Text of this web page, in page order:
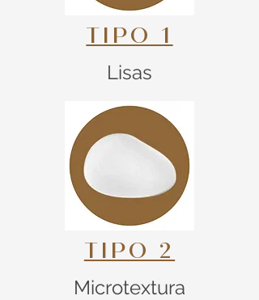
TIPO 1
Lisas
TIPO 2
Microtextura